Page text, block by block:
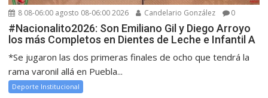
8 08-06:00 agosto 08-06:00 2026 Candelario González 0
#Nacionalito2026: Son Emiliano Gil y Diego Arroyo
los más Completos en Dientes de Leche e Infantil A
*Se jugaron las dos primeras finales de ocho que tendrá la
rama varonil allá en Puebla...
Deporte Institucional